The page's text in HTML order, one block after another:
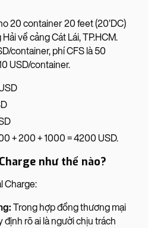
20 container 20 feet (20’DC)
về cảng Cát Lái, TP.HCM.
container, phí CFS là 50
USD/container.
+ 200 + 1000 = 4200 USD.
như thế nào?
Charge:
Trong hợp đồng thương mại
định rõ ai là người chịu trách